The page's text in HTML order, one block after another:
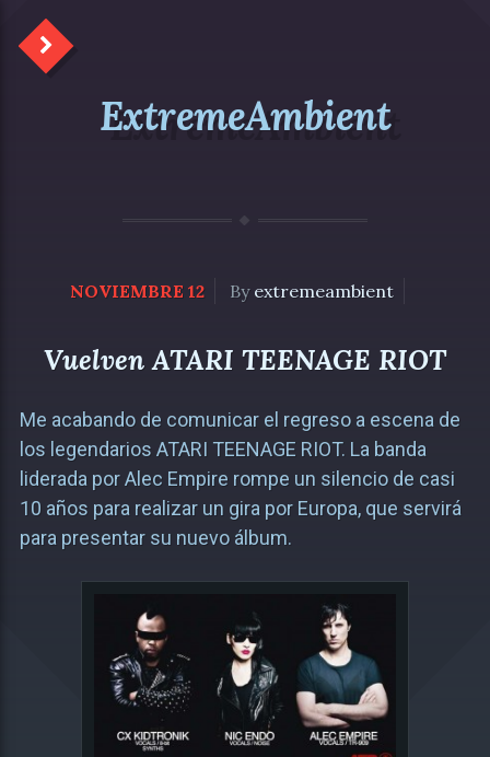
ExtremeAmbient
NOVIEMBRE 12 By extremeambient
Vuelven ATARI TEENAGE RIOT
Me acabando de comunicar el regreso a escena de
los legendarios ATARI TEENAGE RIOT. La banda
liderada por Alec Empire rompe un silencio de casi
10 años para realizar un gira por Europa, que servirá
para presentar su nuevo álbum.